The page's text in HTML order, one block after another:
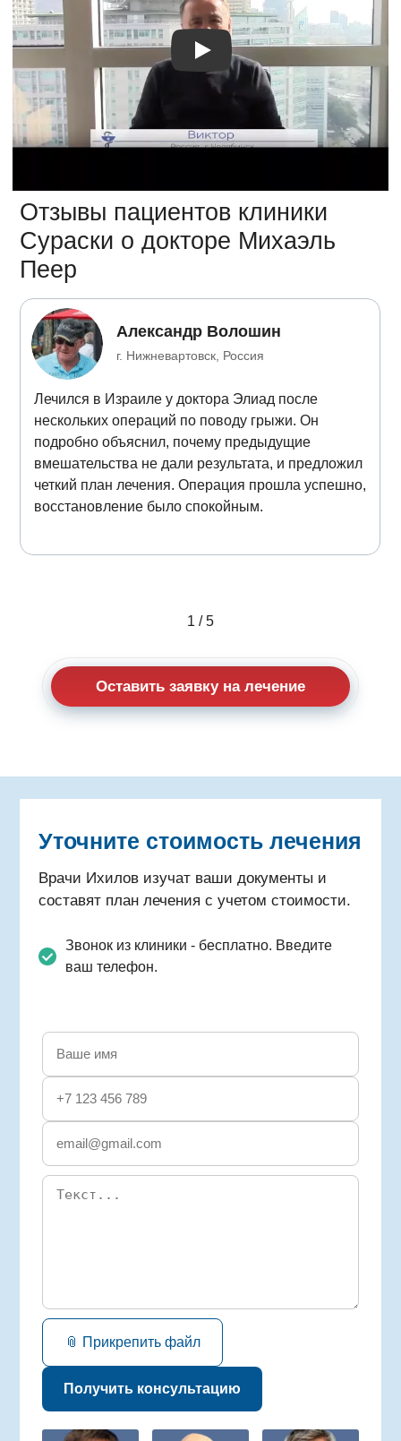
Видео отзыв 2
Отзывы пациентов клиники
Сураски о докторе Михаэль
Пеер
Александр Волошин
г. Нижневартовск, Россия
Лечился в Израиле у доктора Элиад после
нескольких операций по поводу грыжи. Он
подробно объяснил, почему предыдущие
вмешательства не дали результата, и предложил
четкий план лечения. Операция прошла успешно,
восстановление было спокойным.
1 /5
Оставить заявку на лечение
Уточните стоимость лечения
Врачи Ихилов изучат ваши документы и
составят план лечения с учетом стоимости.
Звонок из клиники - бесплатно. Введите
ваш телефон.
📎 Прикрепить файл
Получить консультацию